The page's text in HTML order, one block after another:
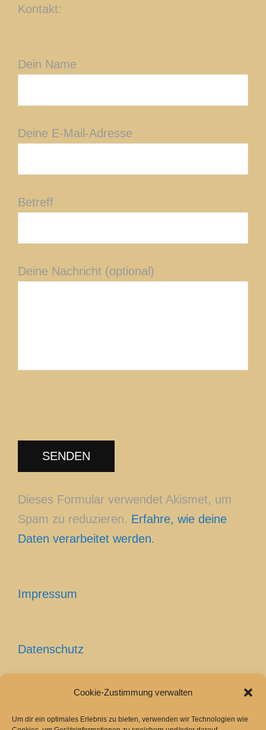
Cookie-Zustimmung verwalten
Um dir ein optimales Erlebnis zu bieten, verwenden wir Technologien wie
Kontakt:
Dein Name
Deine E-Mail-Adresse
Betreff
Deine Nachricht (optional)
Dieses Formular verwendet Akismet, um
Spam zu reduzieren. Erfahre, wie deine
Daten verarbeitet werden.
Impressum
Datenschutz